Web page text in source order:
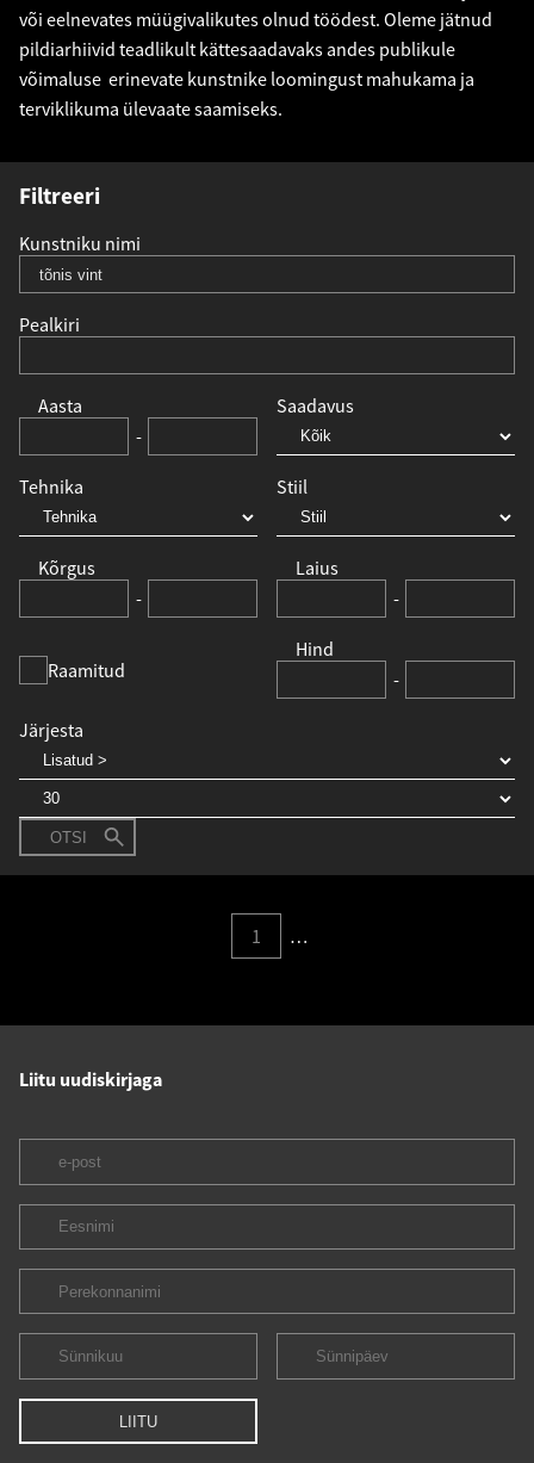
või eelnevates müügivalikutes olnud töödest. Oleme jätnud
pildiarhiivid teadlikult kättesaadavaks andes publikule
võimaluse erinevate kunstnike loomingust mahukama ja
terviklikuma ülevaate saamiseks.
Filtreeri
Saadavus
Pealkiri
Kunstniku nimi
Kõrgus
-
Laius
-
Hind
-
Tehnika Stiil
Aasta
-
Raamitud
Järjesta
OTSI
1 …
Liitu uudiskirjaga